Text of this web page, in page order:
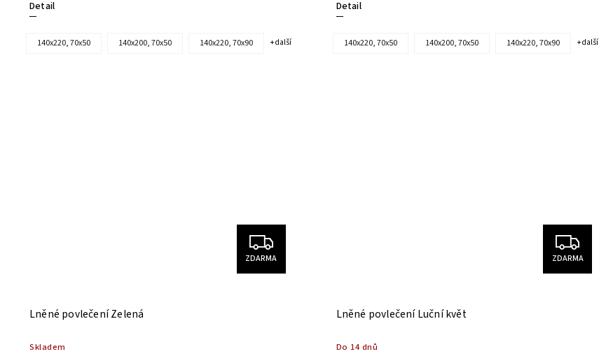
Detail
140x220, 70x50 140x200, 70x50 140x220, 70x90 + další
Detail
140x220, 70x50 140x200, 70x50 140x220, 70x90 + další
ZDARMA
Lněné povlečení Zelená
Skladem
ZDARMA
Lněné povlečení Luční květ
Do 14 dnů